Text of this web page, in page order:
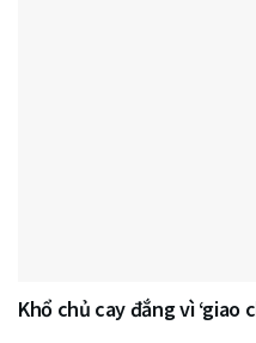
Khổ chủ cay đắng vì ‘giao